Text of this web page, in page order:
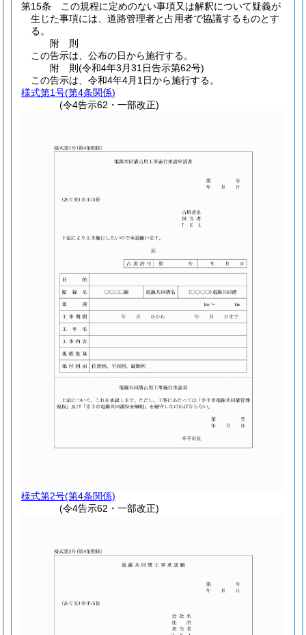
第15条
この規程に定めのない事項又は解釈について疑義が
生じた事項には、道路管理者と占用者で協議するものとす
る。
附 則
この告示は、公布の日から施行する。
附 則(令和4年3月31日告示第62号)
この告示は、令和4年4月1日から施行する。
様式第1号(第4条関係)
(令4告示62・一部改正)
様式第2号(第4条関係)
(令4告示62・一部改正)